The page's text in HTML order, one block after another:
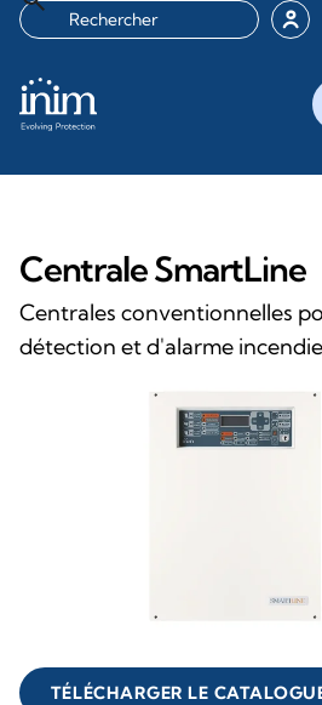
Centrale SmartLine
Centrales conventionnelles
détection et d'alarme incendie
TÉLÉCHARGER LE